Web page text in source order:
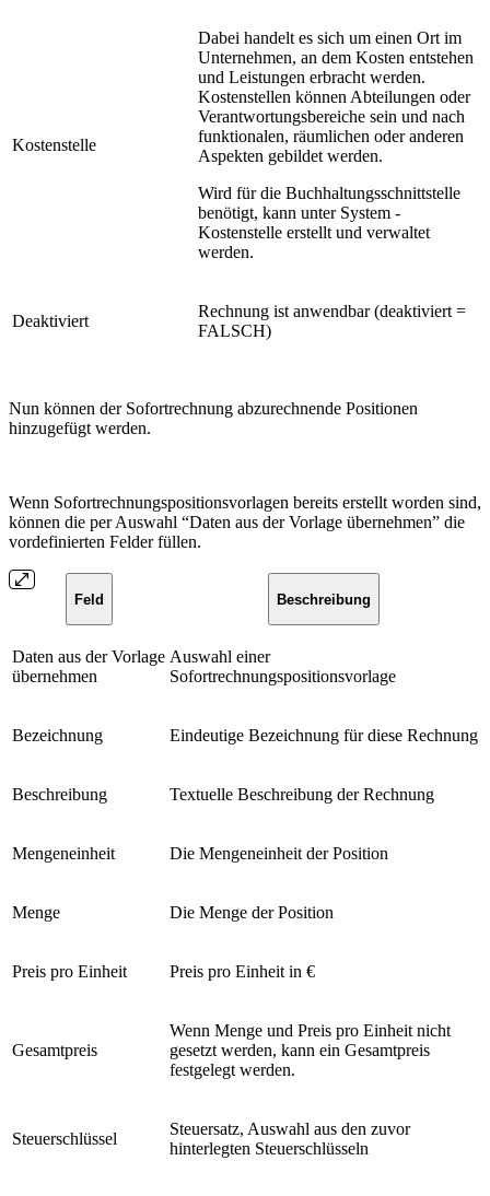
Kostenstelle
Dabei handelt es sich um einen Ort im
Unternehmen, an dem Kosten entstehen
und Leistungen erbracht werden.
Kostenstellen können Abteilungen oder
Verantwortungsbereiche sein und nach
funktionalen, räumlichen oder anderen
Aspekten gebildet werden.
Wird für die Buchhaltungsschnittstelle
benötigt, kann unter System -
Kostenstelle erstellt und verwaltet
werden.
Deaktiviert
Rechnung ist anwendbar (deaktiviert =
FALSCH)
Nun können der Sofortrechnung abzurechnende Positionen
hinzugefügt werden.
Wenn Sofortrechnungspositionsvorlagen bereits erstellt worden sind,
können die per Auswahl “Daten aus der Vorlage übernehmen” die
vordefinierten Felder füllen.
Feld Beschreibung
Daten aus der Vorlage
übernehmen
Auswahl einer
Sofortrechnungspositionsvorlage
Bezeichnung Eindeutige Bezeichnung für diese Rechnung
Beschreibung Textuelle Beschreibung der Rechnung
Mengeneinheit Die Mengeneinheit der Position
Menge Die Menge der Position
Preis pro Einheit Preis pro Einheit in €
Gesamtpreis
Wenn Menge und Preis pro Einheit nicht
gesetzt werden, kann ein Gesamtpreis
festgelegt werden.
Steuerschlüssel
Steuersatz, Auswahl aus den zuvor
hinterlegten Steuerschlüsseln